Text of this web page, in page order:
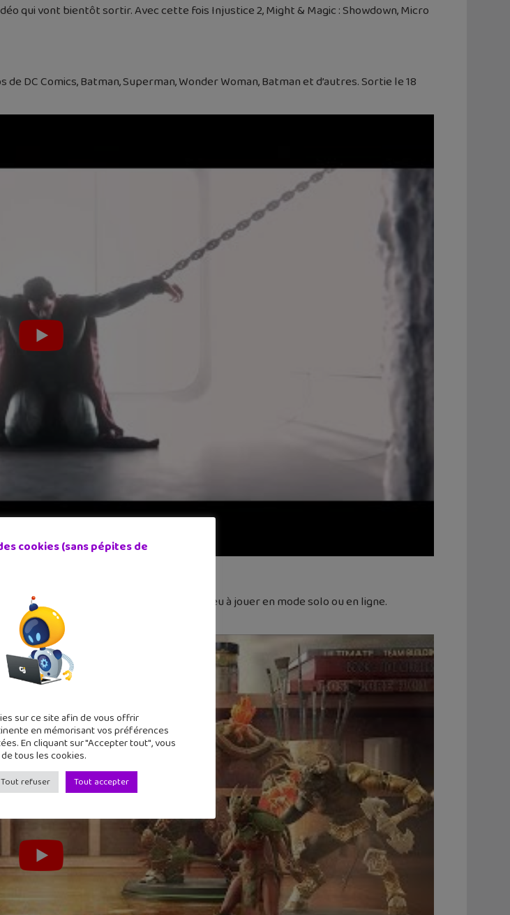
qui vont bientôt sortir. Avec cette fois Injustice 2, Might & Magic : Showdown, Micro
DC Comics, Batman, Superman, Wonder Woman, Batman et d’autres. Sortie le 18
des figurines dans des combats. Un jeu à jouer en mode solo ou en ligne.
cookies (sans pépites de
sur ce site afin de vous offrir
en mémorisant vos préférences
En cliquant sur "Accepter tout", vous
tous les cookies.
Tout refuser Tout accepter